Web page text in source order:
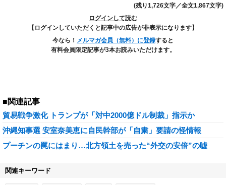
(残り1,726文字／全文1,867文字)
ログインして読む
【ログインしていただくと記事中の広告が非表示になります】
今なら！ メルマガ会員（無料）に登録すると
有料会員限定記事が3本お読みいただけます。
■関連記事
貿易戦争激化 トランプが「対中2000億ドル制裁」指示か
沖縄知事選 安室奈美恵に自民幹部が「自粛」要請の怪情報
プーチンの罠にはまり…北方領土を売った“外交の安倍”の嘘
関連キーワード